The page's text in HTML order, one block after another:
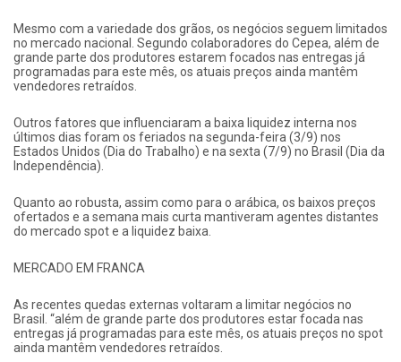
Mesmo com a variedade dos grãos, os negócios seguem limitados
no mercado nacional. Segundo colaboradores do Cepea, além de
grande parte dos produtores estarem focados nas entregas já
programadas para este mês, os atuais preços ainda mantêm
vendedores retraídos.
Outros fatores que influenciaram a baixa liquidez interna nos
últimos dias foram os feriados na segunda-feira (3/9) nos
Estados Unidos (Dia do Trabalho) e na sexta (7/9) no Brasil (Dia da
Independência).
Quanto ao robusta, assim como para o arábica, os baixos preços
ofertados e a semana mais curta mantiveram agentes distantes
do mercado spot e a liquidez baixa.
MERCADO EM FRANCA
As recentes quedas externas voltaram a limitar negócios no
Brasil. “além de grande parte dos produtores estar focada nas
entregas já programadas para este mês, os atuais preços no spot
ainda mantêm vendedores retraídos.